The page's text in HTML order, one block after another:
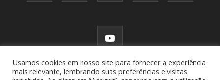
Usamos cookies em nosso site para fornecer a experiência
mais relevante, lembrando suas preferências e visitas